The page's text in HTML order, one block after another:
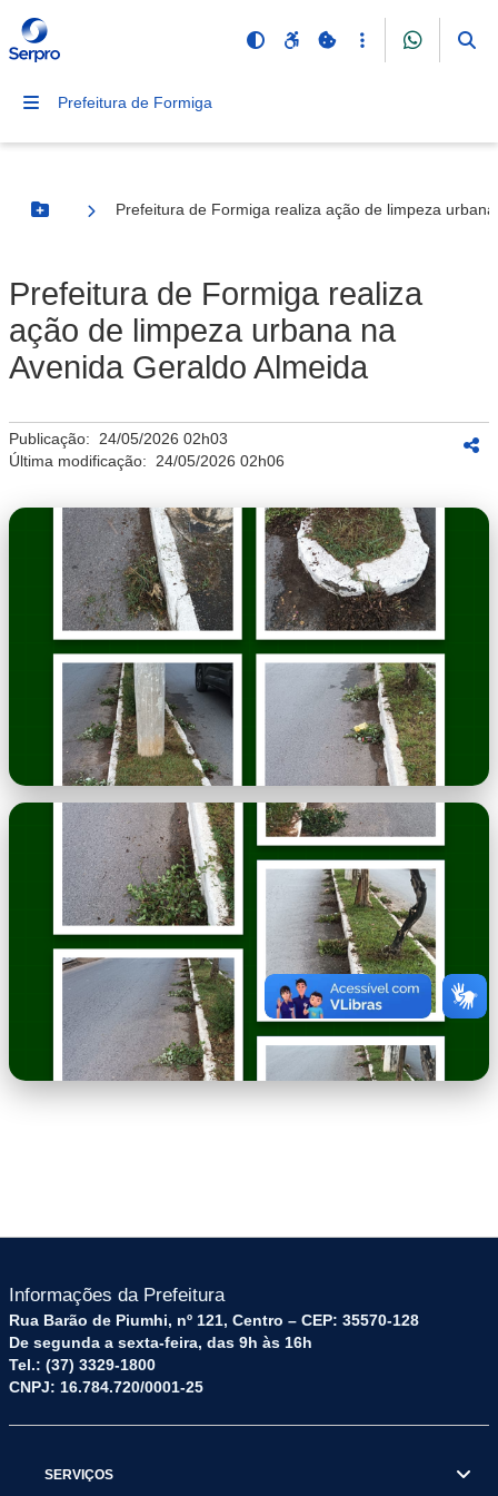
Prefeitura de Formiga
Botão Menu
Prefeitura de Formiga realiza ação de limpeza
Prefeitura de Formiga realiza
ação de limpeza urbana na
Avenida Geraldo Almeida
Publicação: 24/05/2026 02h03
Última modificação: 24/05/2026 02h06
imagem.png
Informações da Prefeitura
Rua Barão de Piumhi, nº 121, Centro – CEP: 35570-128
De segunda a sexta-feira, das 9h às 16h
Tel.: (37) 3329-1800
CNPJ: 16.784.720/0001-25
SERVIÇOS